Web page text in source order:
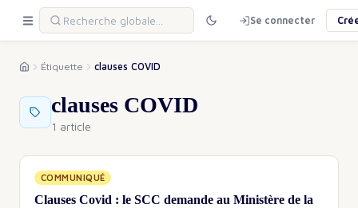
Se connecter
Étiquette clauses COVID
clauses COVID
1 article
COMMUNIQUÉ
Clauses Covid : le SCC demande au Ministère de la